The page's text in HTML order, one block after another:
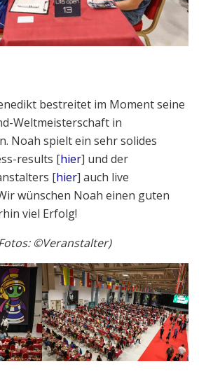
bestreitet im Moment seine
Weltmeisterschaft in
Noah spielt ein sehr solides
results [hier] und der
[hier] auch live
wünschen Noah einen guten
viel Erfolg!
©Veranstalter)